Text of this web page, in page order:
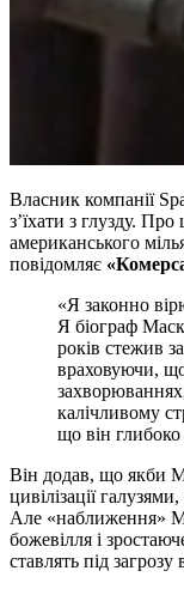
Власник компанії
зʼїхати з глузду.
американського
повідомляє
«Я законно
Я біограф
років стежив
враховуючи, що
калічливому
що він
Він додав, що якби
цивілізації
Але «наближення»
божевілля і
ставлять під загрозу